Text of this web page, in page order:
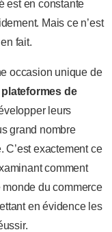
est en constante
Mais ce n’est
fait.
occasion unique de
plateformes de
leurs
grand nombre
C’est exactement ce
comment
du commerce
en évidence les